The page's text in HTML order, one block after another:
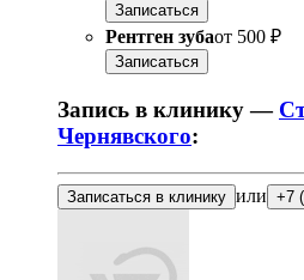
Записаться
Рентген зубаот 500 ₽
Записаться
Запись в клинику —
Чернявского:
Записаться в клинику или +7